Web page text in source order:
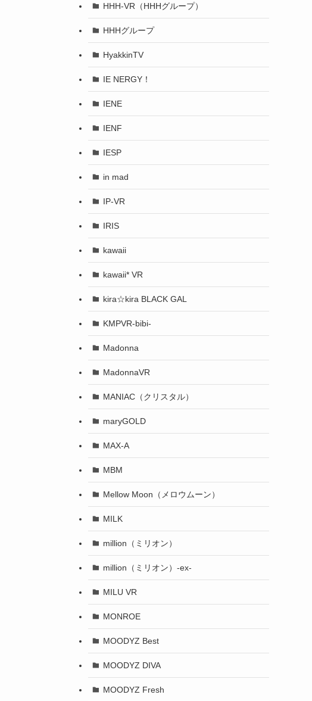
HHH-VR（HHHグループ）
HHHグループ
HyakkinTV
IE NERGY！
IENE
IENF
IESP
in mad
IP-VR
IRIS
kawaii
kawaii* VR
kira☆kira BLACK GAL
KMPVR-bibi-
Madonna
MadonnaVR
MANIAC（クリスタル）
maryGOLD
MAX-A
MBM
Mellow Moon（メロウムーン）
MILK
million（ミリオン）
million（ミリオン）-ex-
MILU VR
MONROE
MOODYZ Best
MOODYZ DIVA
MOODYZ Fresh